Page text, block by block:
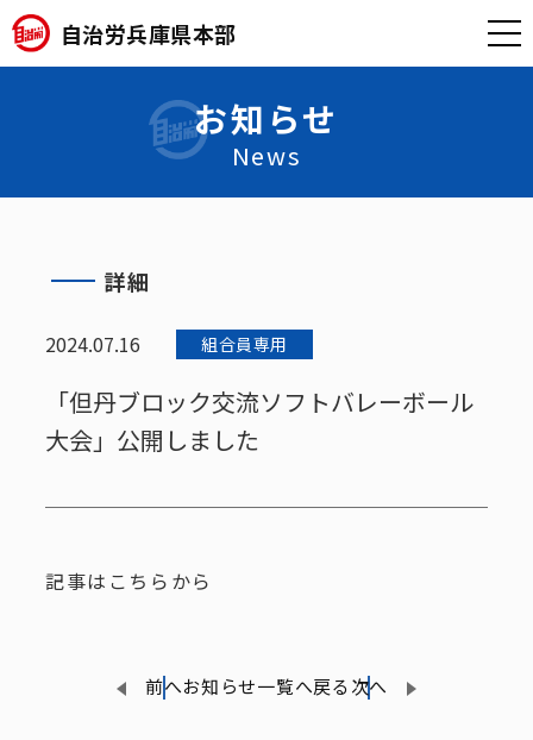
自治労兵庫県本部
お知らせ
News
詳細
2024.07.16 組合員専用
「但丹ブロック交流ソフトバレーボール
大会」公開しました
記事はこちらから
前へお知らせ一覧へ戻る次へ